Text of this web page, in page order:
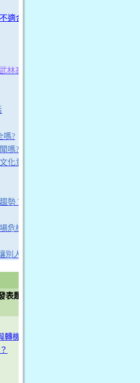
適合使用TikTok？
林高手如何療傷?
嗎?
嗎?
化意涵
勢？
危機嗎？
別人有更多的腦力激盪
表題目
轉機